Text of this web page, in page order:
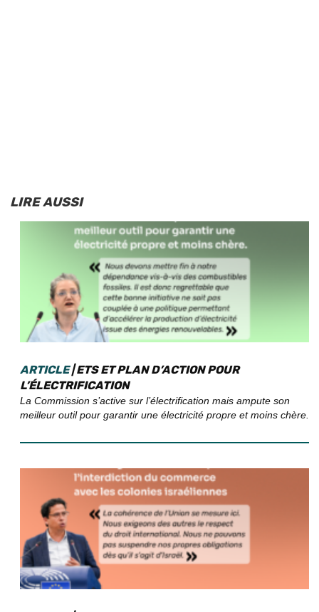
LIRE AUSSI
ARTICLE| ETS ET PLAN D’ACTION POUR
L’ÉLECTRIFICATION
La Commission s’active sur l’électrification mais ampute son
meilleur outil pour garantir une électricité propre et moins chère.